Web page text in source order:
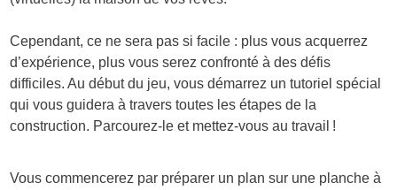
Cependant, ce ne sera pas si facile : plus vous acquerrez
d’expérience, plus vous serez confronté à des défis
difficiles. Au début du jeu, vous démarrez un tutoriel spécial
qui vous guidera à travers toutes les étapes de la
construction. Parcourez-le et mettez-vous au travail !
Vous commencerez par préparer un plan sur une planche à